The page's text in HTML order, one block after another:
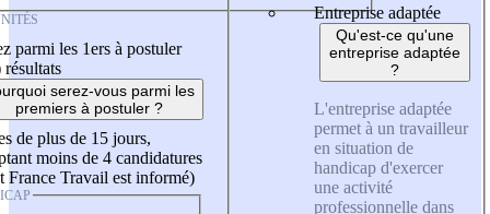
parmi les 1ers à postuler
résultats
serez-vous parmi les
premiers à postuler ?
de plus de 15 jours,
moins de 4 candidatures
France Travail est informé)
Entreprise adaptée
Qu'est-ce qu'une
entreprise adaptée
?
L'entreprise adaptée
permet à un travailleur
en situation de
handicap d'exercer
une activité
professionnelle dans